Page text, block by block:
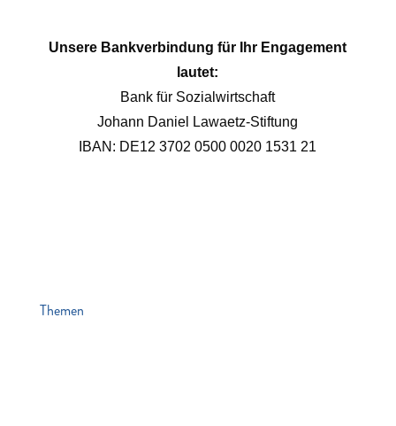
Unsere Bankverbindung für Ihr Engagement
lautet:
Bank für Sozialwirtschaft
Johann Daniel Lawaetz-Stiftung
IBAN: DE12 3702 0500 0020 1531 21
Themen